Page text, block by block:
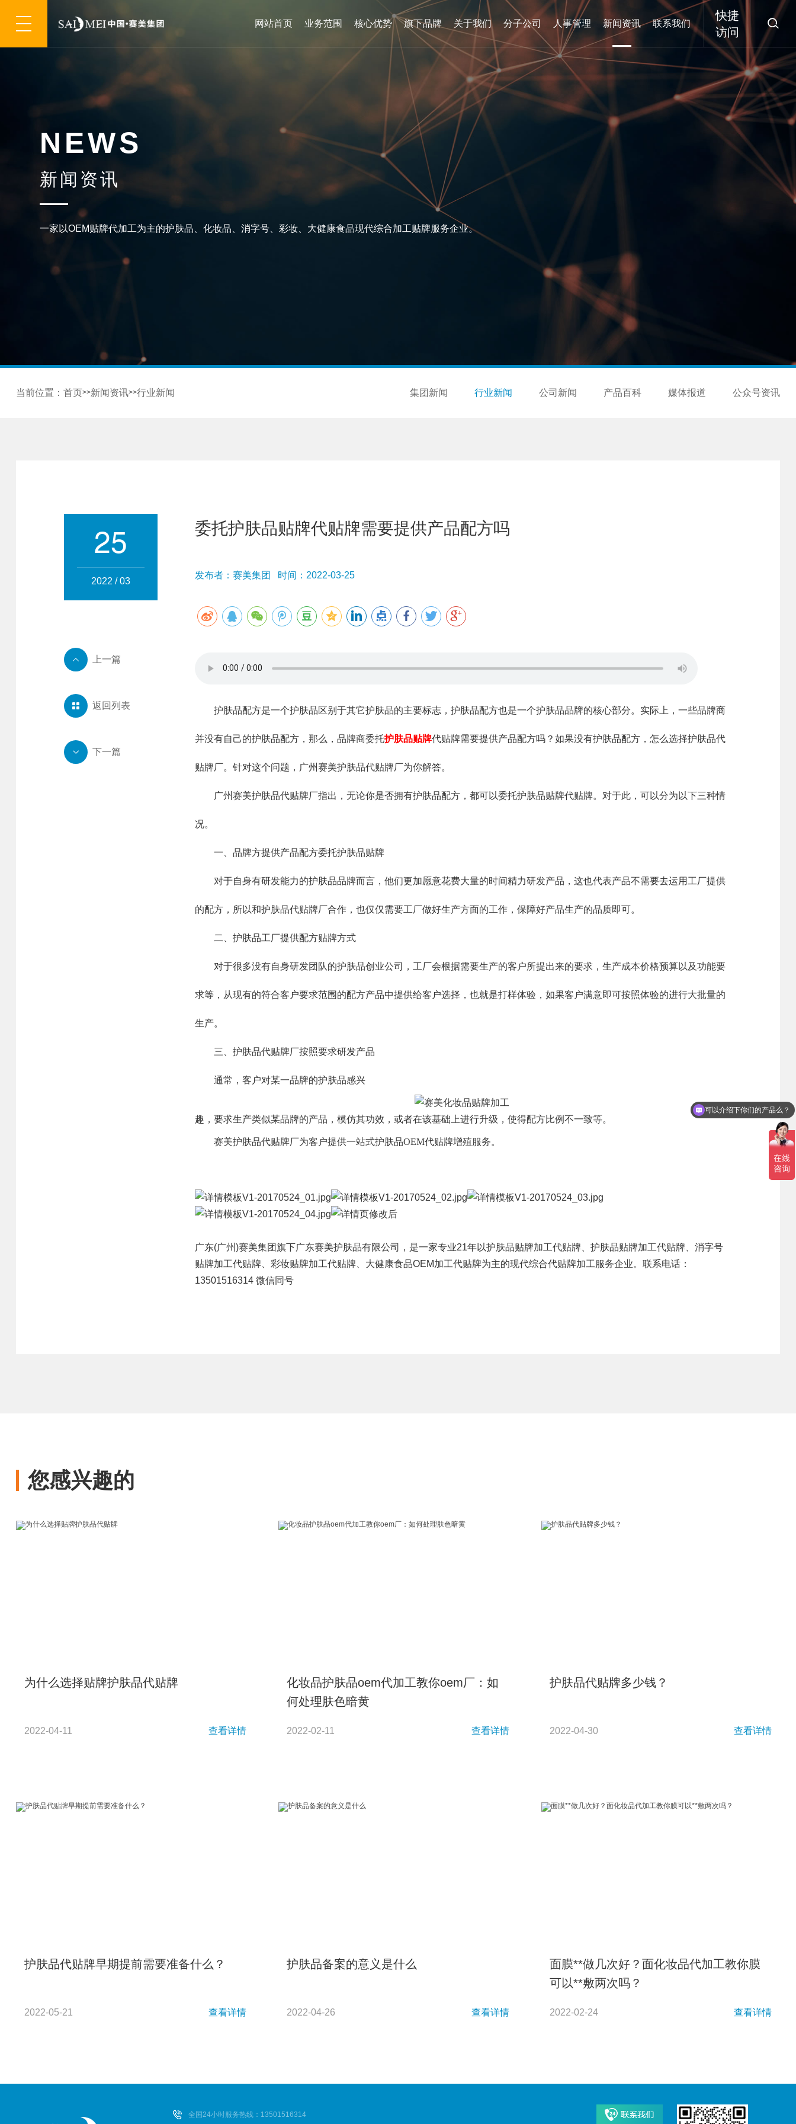
网站首页 业务范围 核心优势 旗下品牌 关于我们 分子公司 人事管理 新闻资讯 联系我们
快捷
访问

核心优势
研发优势
管理优势
产能优势
设备优势
售后优势
创新优势
旗下品牌
集万草®
完美宜生®
赛美雅®
集团简介
企业文化
资质荣誉
团队风采
赛美化妆品
赛美医药
赛美投资管理
赛美供应链
领导团队
公众号资讯
招贤纳士
N EWS
新 闻 资讯
一家 以OEM贴牌代加工为主的护肤品 、化妆品 、消字号 、彩妆 大健康食品现代综合加工贴牌服务企业。
当前位置： 首页>>新闻资讯>>行业新闻 集团新闻 行业新闻 公司新闻 产品百科 媒体报道 公众号资讯
25
2022 / 03
 上一篇
 返回列表
 下一篇
委托护肤品贴牌代贴牌需要提供产品配方吗
发布者：赛美集团 时间：2022-03-25
护肤品配方是一个护肤品区别于其它护肤品的主要标志，护肤品配方也是一个护肤品品牌的核心部分。实际上，一些品牌商
并没有自己的护肤品配方，那么，品牌商委托护肤品贴牌代贴牌需要提供产品配方吗？如果没有护肤品配方，怎么选择护肤品代
贴牌厂。针对这个问题，广州赛美护肤品代贴牌厂为你解答。
广州赛美护肤品代贴牌厂指出，无论你是否拥有护肤品配方，都可以委托护肤品贴牌代贴牌。对于此，可以分为以下三种情
况。
一、品牌方提供产品配方委托护肤品贴牌
对于自身有研发能力的护肤品品牌而言，他们更加愿意花费大量的时间精力研发产品，这也代表产品不需要去运用工厂提供
的配方，所以和护肤品代贴牌厂合作，也仅仅需要工厂做好生产方面的工作，保障好产品生产的品质即可。
二、护肤品工厂提供配方贴牌方式
对于很多没有自身研发团队的护肤品创业公司，工厂会根据需要生产的客户所提出来的要求，生产成本价格预算以及功能要
求等，从现有的符合客户要求范围的配方产品中提供给客户选择，也就是打样体验，如果客户满意即可按照体验的进行大批量的
生产。
三、护肤品代贴牌厂按照要求研发产品
通常，客户对某一品牌的护肤品感兴
趣，要求生产类似某品牌的产品，模仿其功效，或者在该基础上进行升级，使得配方比例不一致等。
赛美护肤品代贴牌厂为客户提供一站式护肤品OEM代贴牌增殖服务。
广东(广州)赛美集团旗下广东赛美护肤品有限公司 ，是一家专业21年以护肤品贴牌加工代贴牌、护肤品贴牌加工代贴牌、 消字号
贴牌加工代贴牌、 彩妆贴牌加工代贴牌、大健康食品OEM加工代贴牌为主的现代综合代贴牌加工服务企业。联系电话：
13501516314 微信同号
您感兴趣的
为什么选择贴牌护肤品代贴牌
2022-04-11 查看详情
化妆品护肤品oem代加工教你oem厂：如
何处理肤色暗黄
2022-02-11 查看详情
护肤品代贴牌多少钱？
2022-04-30 查看详情
护肤品代贴牌早期提前需要准备什么？
2022-05-21 查看详情
护肤品备案的意义是什么
2022-04-26 查看详情
面膜**做几次好？面化妆品代加工教你膜
可以**敷两次吗？
2022-02-24 查看详情
全国24小时服务热线：13501516314
你们是怎么收费的呢？